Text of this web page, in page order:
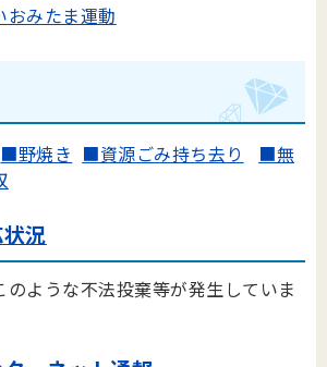
おみたま運動
■野焼き ■資源ごみ持ち去り
■無
況
のような不法投棄等が発生していま